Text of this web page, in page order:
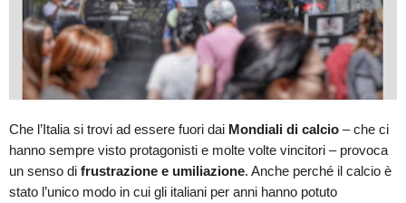
Che l’Italia si trovi ad essere fuori dai Mondiali di calcio – che ci
hanno sempre visto protagonisti e molte volte vincitori – provoca
un senso di frustrazione e umiliazione. Anche perché il calcio è
stato l’unico modo in cui gli italiani per anni hanno potuto